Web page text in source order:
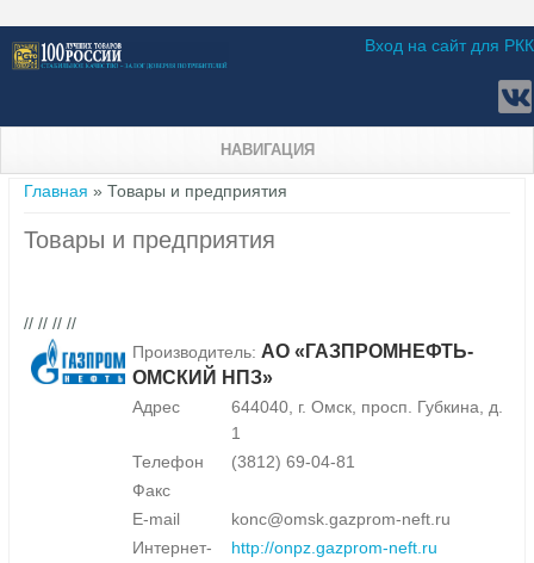
Вход на сайт для РКК
НАВИГАЦИЯ
Вы здесь
Главная » Товары и предприятия
Товары и предприятия
// // // //
Производитель: АО «ГАЗПРОМНЕФТЬ-
ОМСКИЙ НПЗ»
Адрес
644040, г. Омск, просп. Губкина, д.
1
Телефон
(3812) 69-04-81
Факс
E-mail
konc@omsk.gazprom-neft.ru
Интернет-
http://onpz.gazprom-neft.ru